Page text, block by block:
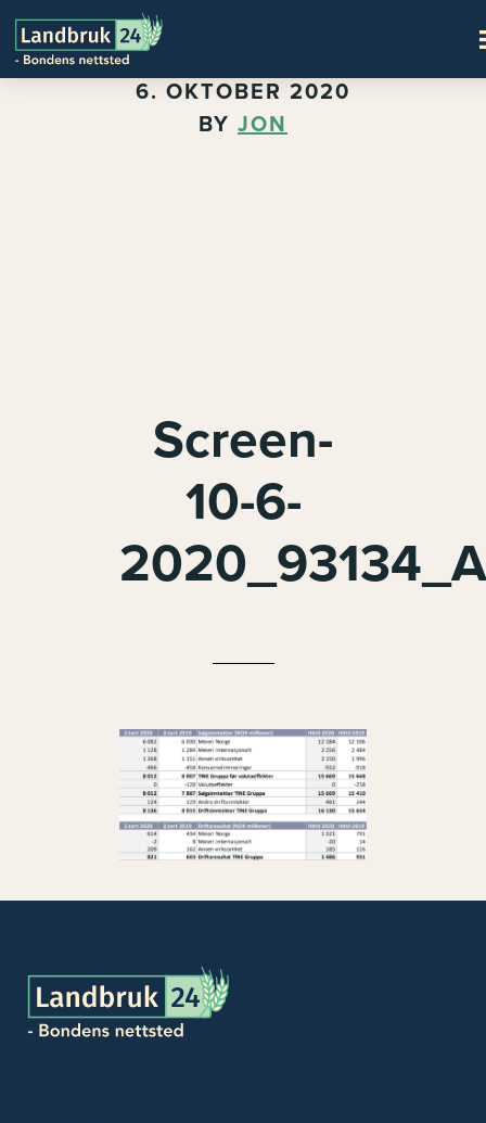
6. OKTOBER 2020
BY JON
Screen-
10-6-